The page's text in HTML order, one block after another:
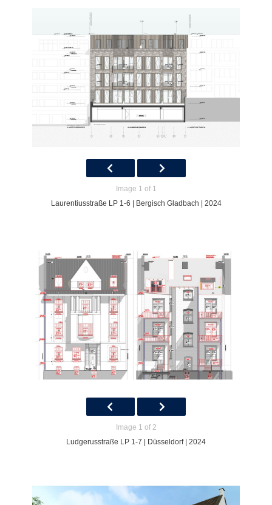
Image 1 of 1
Laurentiusstraße LP 1-6 | Bergisch Gladbach | 2024
Image 1 of 2
Ludgerusstraße LP 1-7 | Düsseldorf | 2024